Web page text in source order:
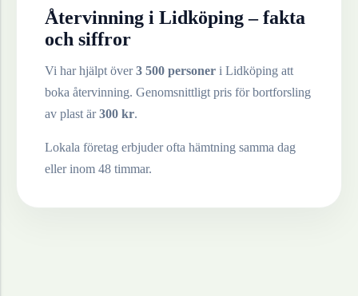
Återvinning i Lidköping– fakta
och siffror
Vi har hjälpt över3 500 personer i Lidköping att
boka återvinning. Genomsnittligt pris för bortforsling
av plast är300 kr.
Lokala företag erbjuder ofta hämtning samma dag
eller inom 48 timmar.